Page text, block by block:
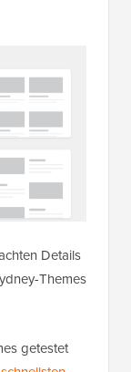
Details
Themes
getestet